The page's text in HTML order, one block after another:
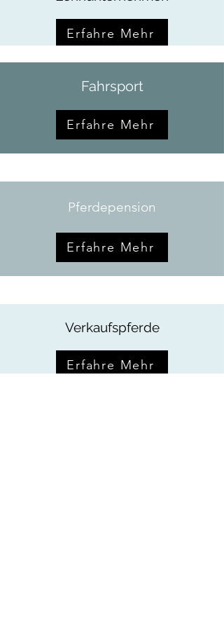
Erfahre Mehr
Fahrsport
Erfahre Mehr
Pferdepension
Erfahre Mehr
Verkaufspferde
Erfahre Mehr